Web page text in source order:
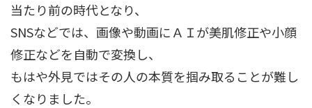
当たり前の時代となり、
SNSなどでは、画像や動画にＡＩが美肌修正や小顔
修正などを自動で変換し、
もはや外見ではその人の本質を掴み取ることが難し
くなりました。